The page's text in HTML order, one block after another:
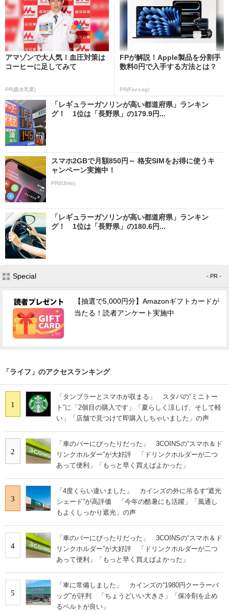
アマゾンで大人気！血圧対策は
コーヒーに足してみて
PR(森永乳業)
FPが解説！Apple製品を分割手
数料0円で入手する方法とは？
PR(Fav-Log)
「レギュラーガソリンが高い都道府県」ランキン
グ！ 1位は「長野県」の179.9円...
スマホ2GBで月額850円～ 格安SIMをお得に使うキ
ャンペーン実施中！
PR(IIJmio)
「レギュラーガソリンが高い都道府県」ランキン
グ！ 1位は「長野県」の180.6円...
Special - PR -
【抽選で5,000円分】Amazonギフトカードが
当たる！読者アンケート実施中
「ライフ」のアクセスランキング
1
「タンブラーとスマホが収まる」 スタバの“ミニトー
ト”に「2個目の購入です」「夏らしく涼しげ、そして軽
い」「店舗で見つけて即購入しちゃいました」の声
2
「車のバーにぴったりだった」 3COINSの“スマホ＆ド
リンクホルダー”が大好評 「ドリンクホルダーが二つ
あって便利」「もっと早く買えばよかった」
3
「4度くらい違いました」 カインズの外に吊るす“遮光
シェード”が高評価 「今年の酷暑にも活躍」「風通し
もよくしっかり遮光」の声
4
「車のバーにぴったりだった」 3COINSの“スマホ＆ド
リンクホルダー”が大好評 「ドリンクホルダーが二つ
あって便利」「もっと早く買えばよかった」
5
「車に常備しました」 カインズの“1980円クーラーバ
ッグ”が評判 「ちょうどいい大きさ」「保冷剤を止め
るベルトが良い」